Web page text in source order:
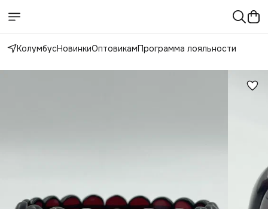
КолумбусНовинкиОптовикамПрограмма лояльности